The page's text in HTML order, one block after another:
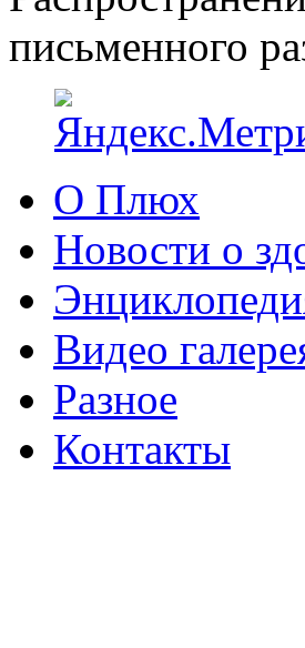
письменного
О Плюх
Новости о
Видео
Разное
Контакты